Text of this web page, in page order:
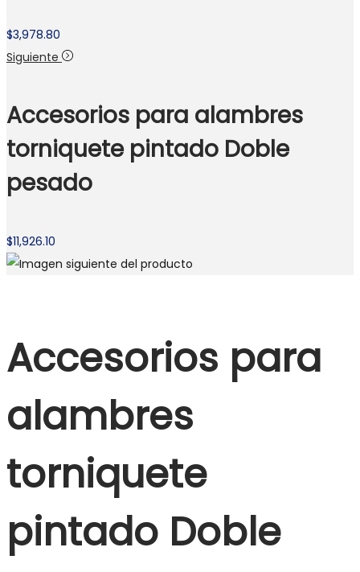
$3,978.80
Siguiente
Accesorios para alambres
torniquete pintado Doble
pesado
$11,926.10
Accesorios para
alambres
torniquete
pintado Doble